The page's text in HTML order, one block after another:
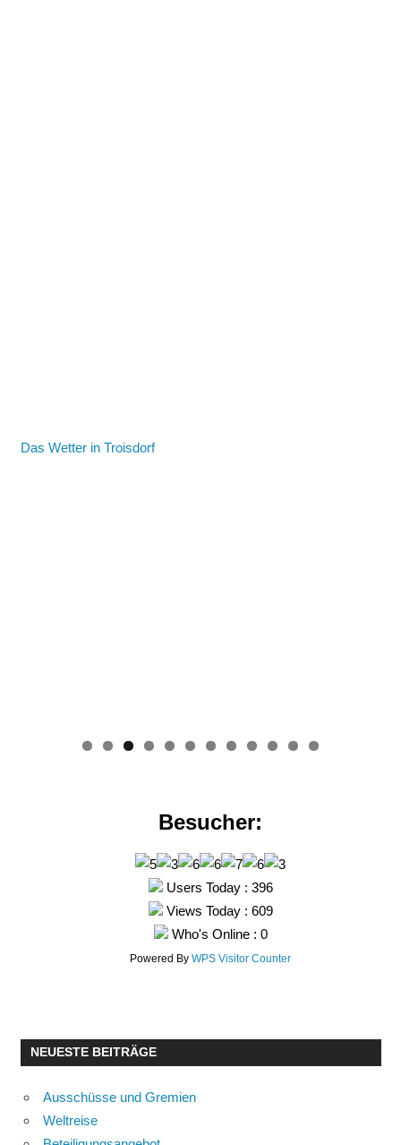
Das Wetter in Troisdorf
0 1 2
Besucher:
Users Today : 396
Views Today : 609
Who's Online : 0
Powered ByWPS Visitor Counter
NEUESTE BEITRÄGE
Ausschüsse und Gremien
Weltreise